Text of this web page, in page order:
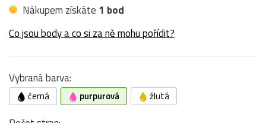
Nákupem získáte 1 bod
Co jsou body a co si za ně mohu pořídit?
Vybraná barva:
černá purpurová žlutá